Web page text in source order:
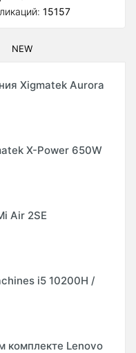
15157
NEW
Xigmatek Aurora
X-Power 650W
Air 2SE
i5 10200H /
комплекте Lenovo